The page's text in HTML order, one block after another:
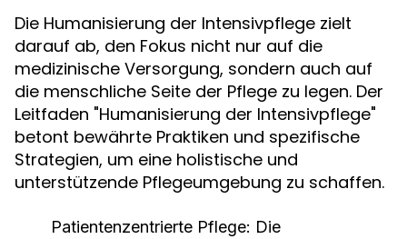
Die Humanisierung der Intensivpflege zielt
darauf ab, den Fokus nicht nur auf die
medizinische Versorgung, sondern auch auf
die menschliche Seite der Pflege zu legen. Der
Leitfaden "Humanisierung der Intensivpflege"
betont bewährte Praktiken und spezifische
Strategien, um eine holistische und
unterstützende Pflegeumgebung zu schaffen.
Patientenzentrierte Pflege: Die